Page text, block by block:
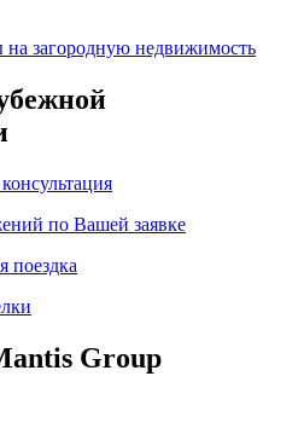
загородную недвижимость
по Вашей заявке
поездка
Group